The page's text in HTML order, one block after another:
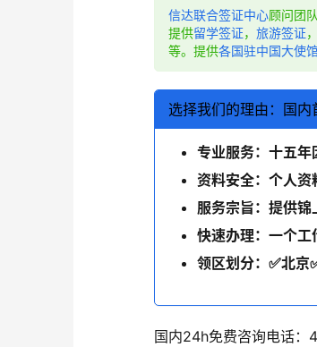
信达联合签证中心顾问团
提供留学签证， 旅游签证，
等。提供各国驻中国大使
选择我们的理由：国内
专业服务：十五
资料安全：个人资
服务宗旨：提供锦
快速办理：一个工
领区划分：✅北京
国内24h免费咨询电话